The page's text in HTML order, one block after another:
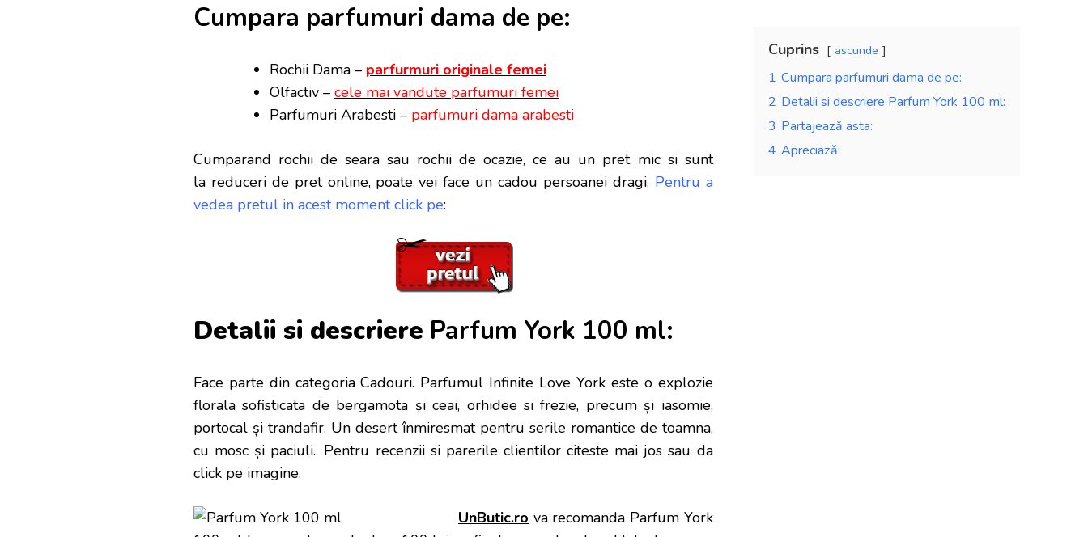
Cumpara parfumuri dama de pe:
Rochii Dama – parfurmuri originale femei
Olfactiv – cele mai vandute parfumuri femei
Parfumuri Arabesti – parfumuri dama arabesti
Cumparand rochii de seara sau rochii de ocazie, ce au un pret mic si sunt
la reduceri de pret online, poate vei face un cadou persoanei dragi. Pentru a
vedea pretul in acest moment click pe:
Detalii si descriere Parfum York 100 ml:
Face parte din categoria Cadouri. Parfumul Infinite Love York este o explozie
florala sofisticata de bergamota și ceai, orhidee si frezie, precum și iasomie,
portocal și trandafir. Un desert înmiresmat pentru serile romantice de toamna,
cu mosc și paciuli.. Pentru recenzii si parerile clientilor citeste mai jos sau da
click pe imagine.
UnButic.ro va recomanda Parfum York
Cuprins ascunde
1 Cumpara parfumuri dama de pe:
2 Detalii si descriere Parfum York 100 ml:
3 Partajează asta:
4 Apreciază: